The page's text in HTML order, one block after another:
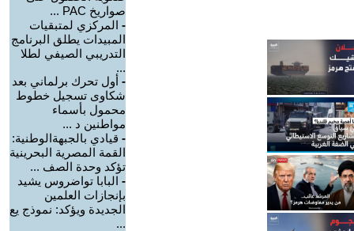
صواريخ PAC ...
- المركزي لمتبقيات
المبيدات يطلق البرنامج
التدريبي الصيفي لطلا
...
- أول تحرك برلماني بعد
شكاوى تسجيل خطوط
محمول بأسماء
مواطنين د ...
- قيادي بالجبهةالوطنية:
القمة المصرية البحرينية
تؤكد وحدة الصف ...
- البابا تواضروس يشيد
بإنجازات العلمين
الجديدة ويؤكد: نموذج يع
...